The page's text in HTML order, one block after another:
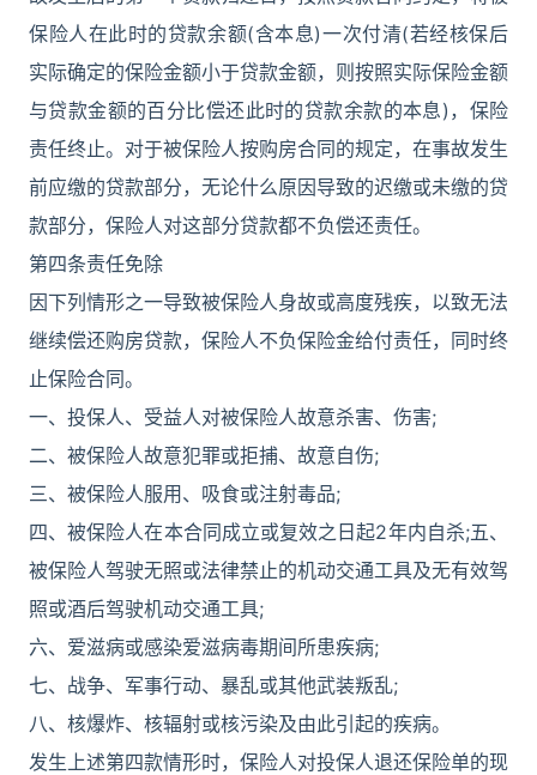
保险人在此时的贷款余额(含本息)一次付清(若经核保后
实际确定的保险金额小于贷款金额，则按照实际保险金额
与贷款金额的百分比偿还此时的贷款余款的本息)，保险
责任终止。对于被保险人按购房合同的规定，在事故发生
前应缴的贷款部分，无论什么原因导致的迟缴或未缴的贷
款部分，保险人对这部分贷款都不负偿还责任。
第四条责任免除
因下列情形之一导致被保险人身故或高度残疾，以致无法
继续偿还购房贷款，保险人不负保险金给付责任，同时终
止保险合同。
一、投保人、受益人对被保险人故意杀害、伤害;
二、被保险人故意犯罪或拒捕、故意自伤;
三、被保险人服用、吸食或注射毒品;
四、被保险人在本合同成立或复效之日起2年内自杀;五、
被保险人驾驶无照或法律禁止的机动交通工具及无有效驾
照或酒后驾驶机动交通工具;
六、爱滋病或感染爱滋病毒期间所患疾病;
七、战争、军事行动、暴乱或其他武装叛乱;
八、核爆炸、核辐射或核污染及由此引起的疾病。
发生上述第四款情形时，保险人对投保人退还保险单的现